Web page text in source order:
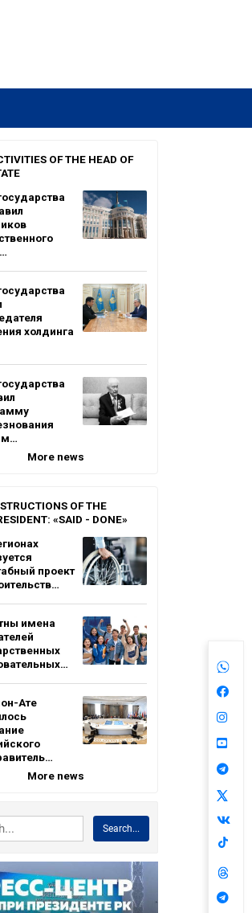
OF THE HEAD OF
холдинга
More news
OF THE
«SAID - DONE»
проект
имена
Ате
More news
Search...